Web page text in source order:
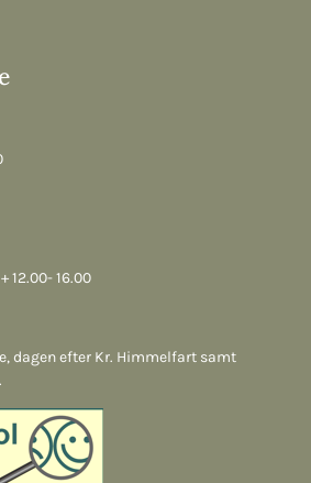
12.00- 16.00
dagen efter Kr. Himmelfart samt